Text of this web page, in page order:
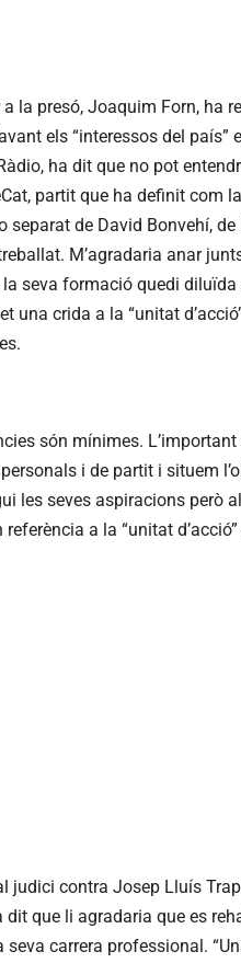
a la presó, Joaquim Forn, ha
els “interessos del país”
ha dit que no pot
partit que ha definit com
separat de David Bonvehí,
M’agradaria anar
seva formació quedi
una crida a la “unitat
són mínimes.
i de partit i situem
les seves aspiracions però
a la “unitat
judici contra Josep Lluís
dit que li agradaria que es
seva carrera professional.